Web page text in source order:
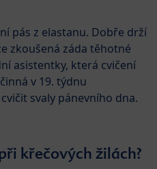
pás z elastanu. Dobře drží
zkoušená záda těhotné
asistentky, která cvičení
v 19. týdnu
svaly pánevního dna.
křečových žilách?